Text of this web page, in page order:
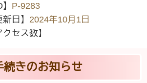
P-9283
新日】 2024年10月1日
クセス数】
続きのお知らせ